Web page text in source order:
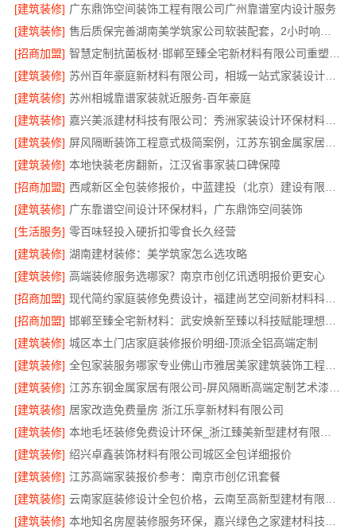
[建筑装修] 广东鼎饰空间装饰工程有限公司广州靠谱室内设计服务
[建筑装修]
[招商加盟]
[建筑装修]
苏州百年豪庭新材料有限公司，相城一站式家装设计多少钱拎包入住
[建筑装修] 苏州相城靠谱家装就近服务-百年豪庭
[建筑装修]
嘉兴美派建材科技有限公司：秀洲家装设计环保材料推荐
[建筑装修]
[建筑装修] 本地快装老房翻新，江汉省事家装口碑保障
[招商加盟]
[建筑装修] 广东靠谱空间设计环保材料，广东鼎饰空间装饰
[生活服务] 零百味轻投入硬折扣零食长久经营
[建筑装修] 湖南建材装修：美学筑家怎么选攻略
[建筑装修] 高端装修服务选哪家？南京市创亿讯透明报价更安心
[招商加盟]
现代简约家庭装修免费设计，福建尚艺空间新材料科技有限公司整体落地
[招商加盟]
[建筑装修] 城区本土门店家庭装修报价明细-顶派全铝高端定制
[建筑装修]
全包家装服务哪家专业佛山市雅居美家建筑装饰工程有限公司
[建筑装修]
[建筑装修] 居家改造免费量房 浙江乐享新材料有限公司
[建筑装修]
[建筑装修] 绍兴卓鑫装饰材料有限公司城区全包详细报价
[建筑装修] 江苏高端家装报价参考：南京市创亿讯套餐
[建筑装修]
[建筑装修]